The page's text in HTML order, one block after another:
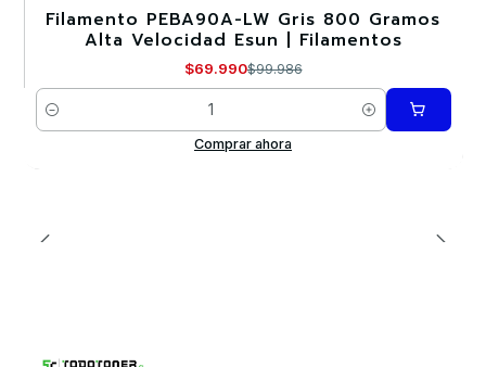
-30%
Filamento PEBA90A-LW Gris 800 Gramos
Alta Velocidad Esun | Filamentos
$69.990$99.986
Cantidad
Comprar ahora